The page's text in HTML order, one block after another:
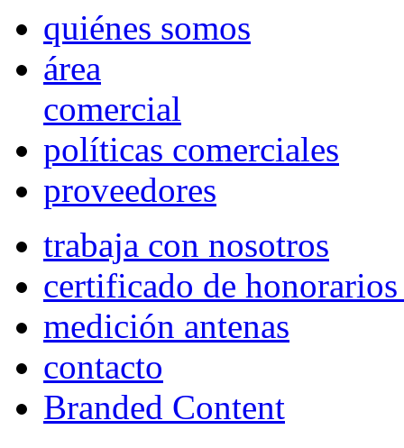
quiénes somos
área
comercial
políticas comerciales
proveedores
trabaja con nosotros
certificado de
medición antenas
contacto
Branded Content